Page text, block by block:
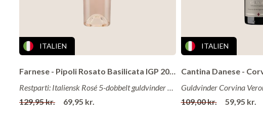
største producenter i
højeste kvalitet med fylde
ITALIEN
Farnese - Pipoli Rosato Basilicata IGP 2025
Restparti: Italiensk Rosé 5-dobbelt guldvinder fra stjerne-vingård til spotpris!
129,95 kr.
69,95 kr.
ITALIEN
109,00 kr.
59,95 kr.